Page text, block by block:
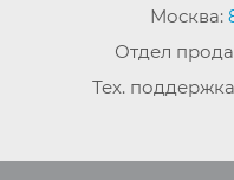
Москва:
Отдел
Тех.